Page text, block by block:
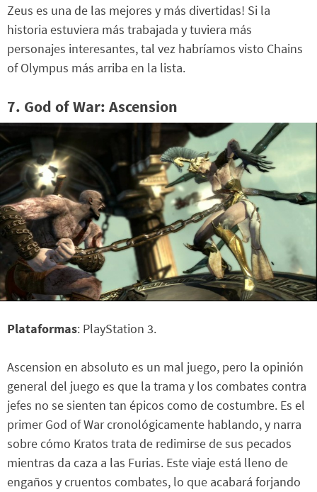
Zeus es una de las mejores y más divertidas! Si la
historia estuviera más trabajada y tuviera más
personajes interesantes, tal vez habríamos visto Chains
of Olympus más arriba en la lista.
7. God of War: Ascension
Plataformas: PlayStation 3.
Ascension en absoluto es un mal juego, pero la opinión
general del juego es que la trama y los combates contra
jefes no se sienten tan épicos como de costumbre. Es el
primer God of War cronológicamente hablando, y narra
sobre cómo Kratos trata de redimirse de sus pecados
mientras da caza a las Furias. Este viaje está lleno de
engaños y cruentos combates, lo que acabará forjando